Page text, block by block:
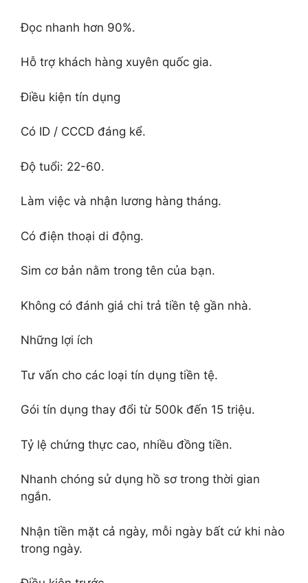
Đọc nhanh hơn 90%.
Hỗ trợ khách hàng xuyên quốc gia.
Điều kiện tín dụng
Có ID / CCCD đáng kể.
Độ tuổi: 22-60.
Làm việc và nhận lương hàng tháng.
Có điện thoại di động.
Sim cơ bản nằm trong tên của bạn.
Không có đánh giá chi trả tiền tệ gần nhà.
Những lợi ích
Tư vấn cho các loại tín dụng tiền tệ.
Gói tín dụng thay đổi từ 500k đến 15 triệu.
Tỷ lệ chứng thực cao, nhiều đồng tiền.
Nhanh chóng sử dụng hồ sơ trong thời gian
ngắn.
Nhận tiền mặt cả ngày, mỗi ngày bất cứ khi nào
trong ngày.